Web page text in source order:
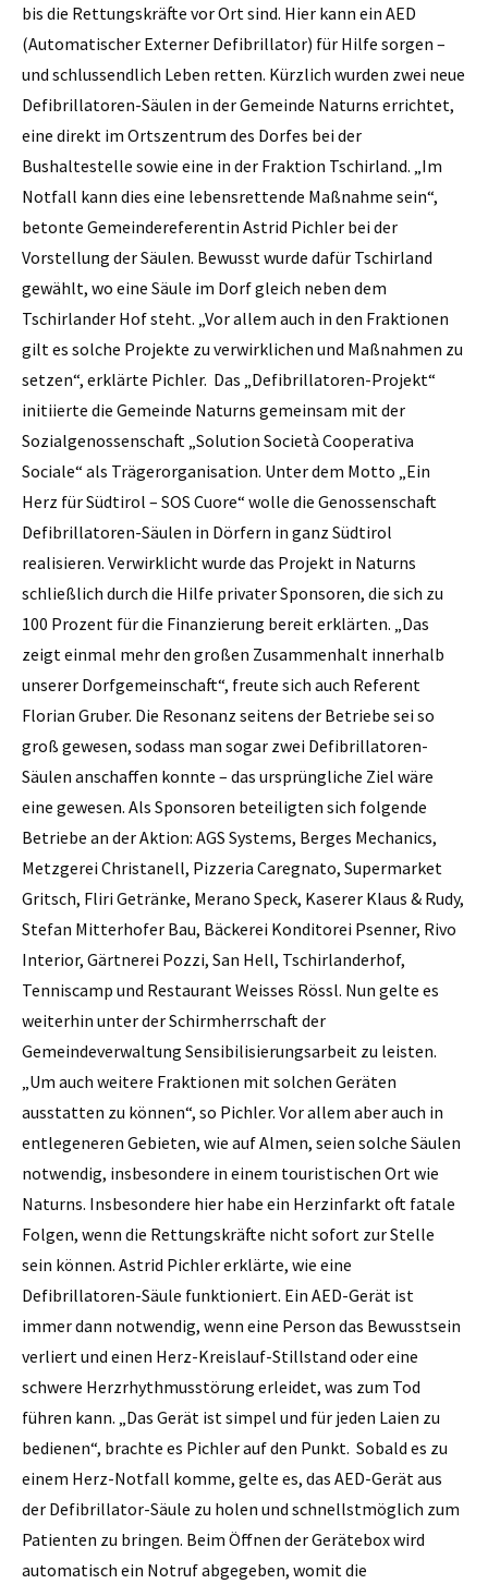
bis die Rettungskräfte vor Ort sind. Hier kann ein AED
(Automatischer Externer Defibrillator) für Hilfe sorgen –
und schlussendlich Leben retten. Kürzlich wurden zwei neue
Defibrillatoren-Säulen in der Gemeinde Naturns errichtet,
eine direkt im Ortszentrum des Dorfes bei der
Bushaltestelle sowie eine in der Fraktion Tschirland. „Im
Notfall kann dies eine lebensrettende Maßnahme sein“,
betonte Gemeindereferentin Astrid Pichler bei der
Vorstellung der Säulen. Bewusst wurde dafür Tschirland
gewählt, wo eine Säule im Dorf gleich neben dem
Tschirlander Hof steht. „Vor allem auch in den Fraktionen
gilt es solche Projekte zu verwirklichen und Maßnahmen zu
setzen“, erklärte Pichler. Das „Defibrillatoren-Projekt“
initiierte die Gemeinde Naturns gemeinsam mit der
Sozialgenossenschaft „Solution Società Cooperativa
Sociale“ als Trägerorganisation. Unter dem Motto „Ein
Herz für Südtirol – SOS Cuore“ wolle die Genossenschaft
Defibrillatoren-Säulen in Dörfern in ganz Südtirol
realisieren. Verwirklicht wurde das Projekt in Naturns
schließlich durch die Hilfe privater Sponsoren, die sich zu
100 Prozent für die Finanzierung bereit erklärten. „Das
zeigt einmal mehr den großen Zusammenhalt innerhalb
unserer Dorfgemeinschaft“, freute sich auch Referent
Florian Gruber. Die Resonanz seitens der Betriebe sei so
groß gewesen, sodass man sogar zwei Defibrillatoren-
Säulen anschaffen konnte – das ursprüngliche Ziel wäre
eine gewesen. Als Sponsoren beteiligten sich folgende
Betriebe an der Aktion: AGS Systems, Berges Mechanics,
Metzgerei Christanell, Pizzeria Caregnato, Supermarket
Gritsch, Fliri Getränke, Merano Speck, Kaserer Klaus & Rudy,
Stefan Mitterhofer Bau, Bäckerei Konditorei Psenner, Rivo
Interior, Gärtnerei Pozzi, San Hell, Tschirlanderhof,
Tenniscamp und Restaurant Weisses Rössl. Nun gelte es
weiterhin unter der Schirmherrschaft der
Gemeindeverwaltung Sensibilisierungsarbeit zu leisten.
„Um auch weitere Fraktionen mit solchen Geräten
ausstatten zu können“, so Pichler. Vor allem aber auch in
entlegeneren Gebieten, wie auf Almen, seien solche Säulen
notwendig, insbesondere in einem touristischen Ort wie
Naturns. Insbesondere hier habe ein Herzinfarkt oft fatale
Folgen, wenn die Rettungskräfte nicht sofort zur Stelle
sein können. Astrid Pichler erklärte, wie eine
Defibrillatoren-Säule funktioniert. Ein AED-Gerät ist
immer dann notwendig, wenn eine Person das Bewusstsein
verliert und einen Herz-Kreislauf-Stillstand oder eine
schwere Herzrhythmusstörung erleidet, was zum Tod
führen kann. „Das Gerät ist simpel und für jeden Laien zu
bedienen“, brachte es Pichler auf den Punkt. Sobald es zu
einem Herz-Notfall komme, gelte es, das AED-Gerät aus
der Defibrillator-Säule zu holen und schnellstmöglich zum
Patienten zu bringen. Beim Öffnen der Gerätebox wird
automatisch ein Notruf abgegeben, womit die